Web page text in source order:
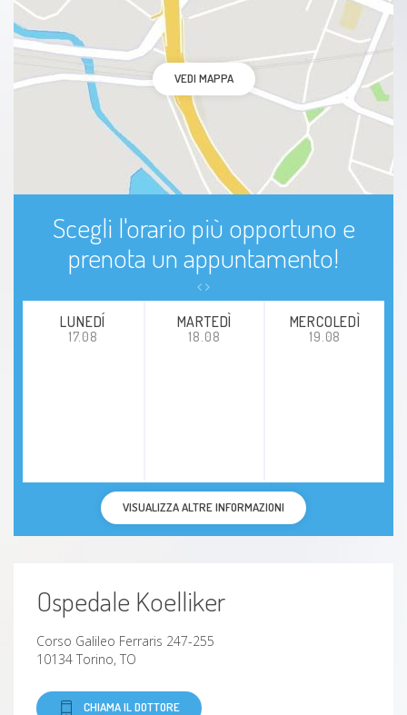
VEDI MAPPA
Scegli l'orario più opportuno e
prenota un appuntamento!
LUNEDÍ
17.08
MARTEDÌ
18.08
MERCOLEDÌ
19.08
VISUALIZZA ALTRE INFORMAZIONI
Ospedale Koelliker
Corso Galileo Ferraris 247-255
10134 Torino, TO
CHIAMA IL DOTTORE